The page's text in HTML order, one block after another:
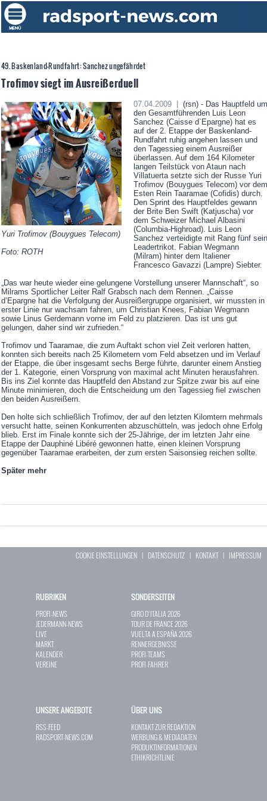
49. Baskenland-Rundfahrt: Sanchez ungefährdet
Trofimov siegt im Ausreißerduell
Yuri Trofimov (Bouygues Telecom)
Foto: ROTH
07.04.2009 |
(rsn) - Das Hauptfeld um
den Gesamtführenden Luis Leon
Sanchez (Caisse d`Epargne) hat es
auf der 2. Etappe der Baskenland-
Rundfahrt ruhig angehen lassen und
den Tagessieg einem Ausreißer
überlassen. Auf dem 164 Kilometer
langen Teilstück von Ataun nach
Villatuerta setzte sich der Russe Yuri
Trofimov (Bouygues Telecom) vor dem
Esten Rein Taaramae (Cofidis) durch.
Den Sprint des Hauptfeldes gewann
der Brite Ben Swift (Katjuscha) vor
dem Schweizer Michael Albasini
(Columbia-Highroad). Luis Leon
Sanchez verteidigte mit Rang fünf sein
Leadertrikot. Fabian Wegmann
(Milram) hinter dem Italiener
Francesco Gavazzi (Lampre) Siebter.
„Das war heute wieder eine gelungene Vorstellung unserer Mannschaft“, so
Milrams Sportlicher Leiter Ralf Grabsch nach dem Rennen. „Caisse
d’Epargne hat die Verfolgung der Ausreißergruppe organisiert, wir mussten in
erster Linie nur wachsam fahren, um Christian Knees, Fabian Wegmann
sowie Linus Gerdemann vorne im Feld zu platzieren. Das ist uns gut
gelungen, daher sind wir zufrieden.“
Trofimov und Taaramae, die zum Auftakt schon viel Zeit verloren hatten,
konnten sich bereits nach 25 Kilometern vom Feld absetzen und im Verlauf
der Etappe, die über insgesamt sechs Berge führte, darunter einem Anstieg
der 1. Kategorie, einen Vorsprung von maximal acht Minuten herausfahren.
Bis ins Ziel konnte das Hauptfeld den Abstand zur Spitze zwar bis auf eine
Minute minimieren, doch die Entscheidung um den Tagessieg fiel zwischen
den beiden Ausreißern.
Den holte sich schließlich Trofimov, der auf den letzten Kilomtern mehrmals
versucht hatte, seinen Konkurrenten abzuschütteln, was jedoch ohne Erfolg
blieb. Erst im Finale konnte sich der 25-Jährige, der im letzten Jahr eine
Etappe der Dauphiné Libéré gewonnen hatte, einen kleinen Vorsprung
gegenüber Taaramae erarbeiten, der zum ersten Saisonsieg reichen sollte.
Später mehr
COOKIE EINSTELLUNGEN | DATENSCHUTZ | KONTAKT| IMPRESSUM
RUBRIKEN
PROFI-NEWS
JEDERMANN-NEWS
LIVE
MARKT
KALENDER
VEREINE
SONDERSEITEN
GIRO D`ITALIA 2026
TOUR DE FRANCE 2026
VUELTA A ESPAÑA 2026
RENNERGEBNISSE
PROFI-TEAMS
PROFI-FAHRER
UNSERE ANGEBOTE
RSS-FEED
RADSPORT-NEWS.COM
ÜBER UNS
KONTAKT ZUR REDAKTION
WERBUNG & MEDIADATEN
PRODUKTINFORMATIONEN
ETHIKRICHTLINIE